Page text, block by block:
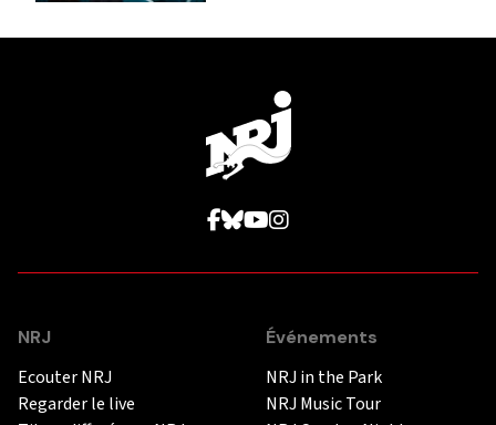
NRJ
Ecouter NRJ
Regarder le live
Événements
NRJ in the Park
NRJ Music Tour